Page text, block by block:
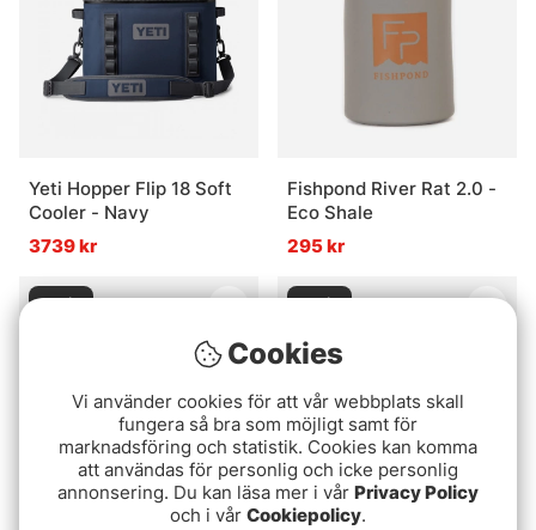
Yeti Hopper Flip 18 Soft
Cooler - Navy
3739 kr
Fishpond River Rat 2.0 -
Eco Shale
295 kr
Slutsåld Slutsåld
Cookies
Vi använder cookies för att vår webbplats skall
fungera så bra som möjligt samt för
marknadsföring och statistik. Cookies kan komma
att användas för personlig och icke personlig
annonsering. Du kan läsa mer i vår Privacy Policy
och i vår Cookiepolicy.